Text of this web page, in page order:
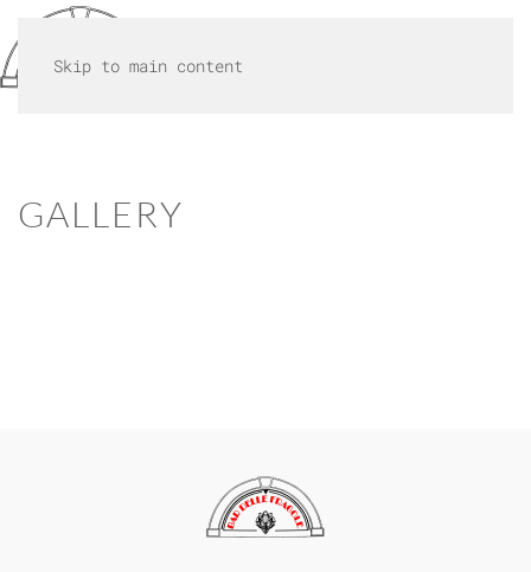
Skip to main content
GALLERY